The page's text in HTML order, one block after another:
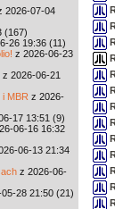
2026-07-04
(167)
26 19:36 (11)
z 2026-06-23
z 2026-06-21
MBR z 2026-
17 13:51 (9)
06-16 16:32
06-13 21:34
z 2026-06-
28 21:50 (21)